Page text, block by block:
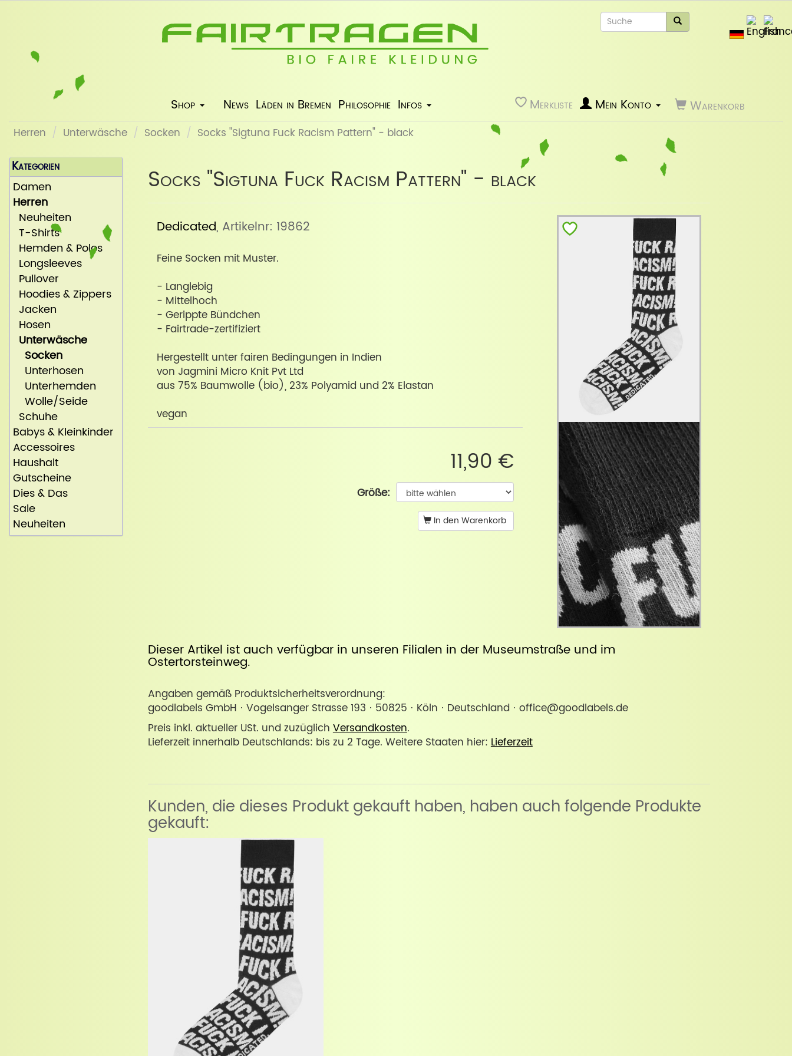
Shop News Läden in Bremen Philosophie Infos Merkliste Warenkorb
Mein Konto
Herren Unterwäsche Socken Socks "Sigtuna Fuck Racism Pattern" - black
Socks "Sigtuna Fuck Racism Pattern" - black
Dedicated, Artikelnr: 19862
Feine Socken mit Muster.
- Langlebig
- Mittelhoch
- Gerippte Bündchen
- Fairtrade-zertifiziert
Hergestellt unter fairen Bedingungen in Indien
von Jagmini Micro Knit Pvt Ltd
aus 75% Baumwolle (bio), 23% Polyamid und 2% Elastan
vegan
11,90 €
Größe:
In den Warenkorb
Dieser Artikel ist auch verfügbar in unseren Filialen in der Museumstraßeund im
Ostertorsteinweg.
Angaben gemäß Produktsicherheitsverordnung:
goodlabels GmbH · Vogelsanger Strasse 193 · 50825 · Köln · Deutschland · office@goodlabels.de
Preis inkl. aktueller USt. und zuzüglichVersandkosten.
Lieferzeit innerhalb Deutschlands: bis zu 2 Tage. Weitere Staaten hier:Lieferzeit
Kunden, die dieses Produkt gekauft haben, haben auch folgende Produkte
gekauft:
Kategorien
Damen
Herren
Neuheiten
T-Shirts
Hemden & Polos
Longsleeves
Pullover
Hoodies & Zippers
Jacken
Hosen
Unterwäsche
Socken
Unterhosen
Unterhemden
Wolle/Seide
Schuhe
Babys & Kleinkinder
Accessoires
Haushalt
Gutscheine
Dies & Das
Sale
Neuheiten